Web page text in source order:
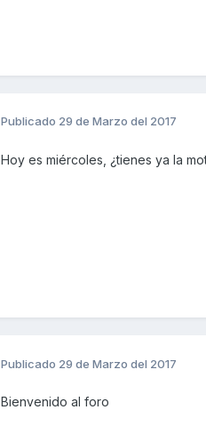
Publicado 29 de Marzo del 2017
Hoy es miércoles, ¿tienes ya la
Publicado 29 de Marzo del 2017
Bienvenido al foro